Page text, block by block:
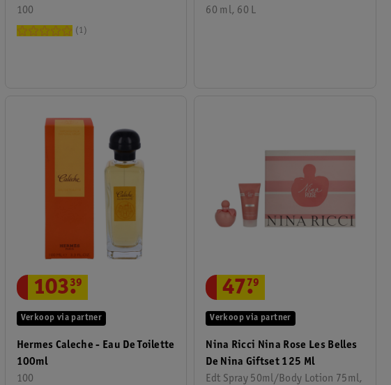
100
1
60 ml, 60 L
Hermes Caleche - Eau De Toilette
100ml
100
Verkoop via partner
103.
39
Nina Ricci Nina Rose Les Belles
De Nina Giftset 125 Ml
Edt Spray 50ml/Body Lotion 75ml,
Verkoop via partner
47.
79